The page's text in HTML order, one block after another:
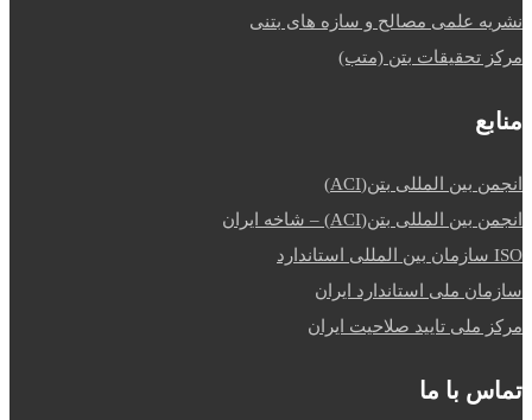
نشریه علمی مصالح و سازه های بتنی
مرکز تحقیقات بتن (متب)
منابع
انجمن بین المللی بتن(ACI)
انجمن بین المللی بتن(ACI) – شاخه ایران
ISO سازمان بین المللی استاندارد
سازمان ملی استاندارد ایران
مرکز ملی تایید صلاحیت ایران
تماس با ما